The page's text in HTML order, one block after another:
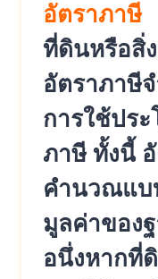
อัตราภาษี
ที่ดินหรือสิ่
อัตราภาษี
การใช้ปร
ภาษี ทั้งนี้
คำนวณแบ
มูลค่าของ
อนึ่งหากที่